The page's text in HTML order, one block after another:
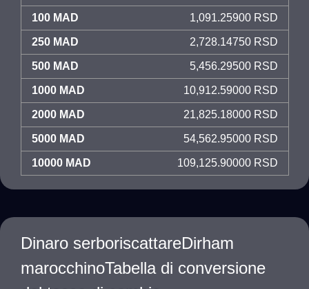
100 MAD 1,091.25900 RSD
250 MAD 2,728.14750 RSD
500 MAD 5,456.29500 RSD
1000 MAD 10,912.59000 RSD
2000 MAD 21,825.18000 RSD
5000 MAD 54,562.95000 RSD
10000 MAD 109,125.90000 RSD
Dinaro serboriscattareDirham
marocchinoTabella di conversione